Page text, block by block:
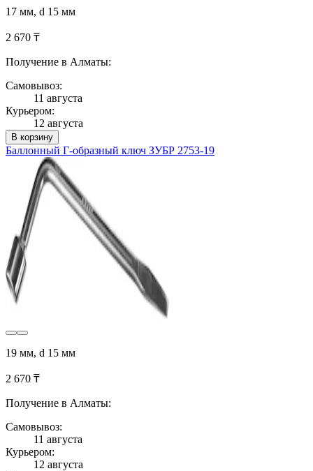
17 мм, d 15 мм
2 670 ₸
Получение в Алматы:
Самовывоз:
11 августа
Курьером:
12 августа
В корзину
Баллонный Г-образный ключ ЗУБР 2753-19
19 мм, d 15 мм
2 670 ₸
Получение в Алматы:
Самовывоз:
11 августа
Курьером:
12 августа